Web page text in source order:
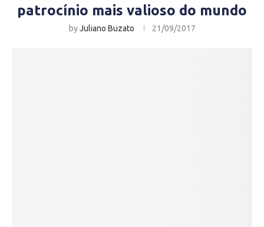
patrocínio mais valioso do mundo
byJuliano Buzato 21/09/2017